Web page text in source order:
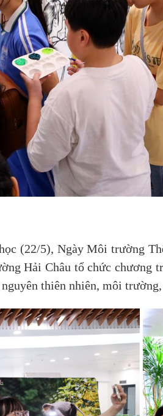
(22/5), Ngày Môi trường
Hải Châu tổ chức chương
thiên nhiên, môi